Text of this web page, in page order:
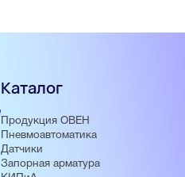
Каталог
Продукция ОВЕН
Пневмоавтоматика
Датчики
Запорная арматура